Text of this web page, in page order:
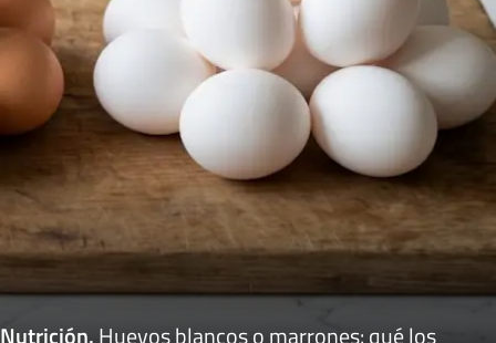
Nutrición.Huevos blancos o marrones: qué los